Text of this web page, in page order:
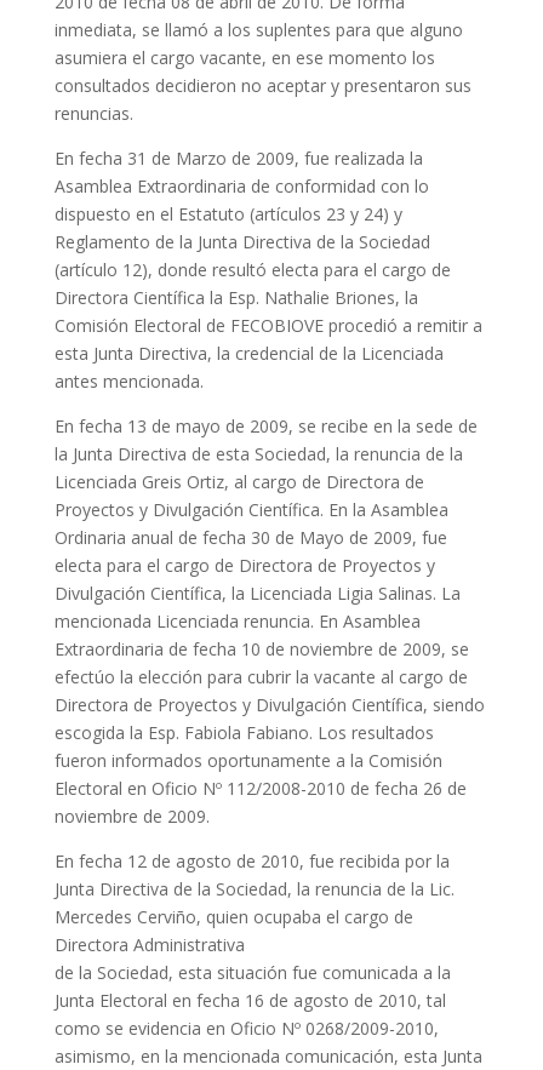
inmediata, se llamó a los suplentes para que alguno
asumiera el cargo vacante, en ese momento los
consultados decidieron no aceptar y presentaron sus
renuncias.
En fecha 31 de Marzo de 2009, fue realizada la
Asamblea Extraordinaria de conformidad con lo
dispuesto en el Estatuto (artículos 23 y 24) y
Reglamento de la Junta Directiva de la Sociedad
(artículo 12), donde resultó electa para el cargo de
Directora Científica la Esp. Nathalie Briones, la
Comisión Electoral de FECOBIOVE procedió a remitir a
esta Junta Directiva, la credencial de la Licenciada
antes mencionada.
En fecha 13 de mayo de 2009, se recibe en la sede de
la Junta Directiva de esta Sociedad, la renuncia de la
Licenciada Greis Ortiz, al cargo de Directora de
Proyectos y Divulgación Científica. En la Asamblea
Ordinaria anual de fecha 30 de Mayo de 2009, fue
electa para el cargo de Directora de Proyectos y
Divulgación Científica, la Licenciada Ligia Salinas. La
mencionada Licenciada renuncia. En Asamblea
Extraordinaria de fecha 10 de noviembre de 2009, se
efectúo la elección para cubrir la vacante al cargo de
Directora de Proyectos y Divulgación Científica, siendo
escogida la Esp. Fabiola Fabiano. Los resultados
fueron informados oportunamente a la Comisión
Electoral en Oficio Nº 112/2008-2010 de fecha 26 de
noviembre de 2009.
En fecha 12 de agosto de 2010, fue recibida por la
Junta Directiva de la Sociedad, la renuncia de la Lic.
Mercedes Cerviño, quien ocupaba el cargo de
Directora Administrativa
de la Sociedad, esta situación fue comunicada a la
Junta Electoral en fecha 16 de agosto de 2010, tal
como se evidencia en Oficio Nº 0268/2009-2010,
asimismo, en la mencionada comunicación, esta Junta